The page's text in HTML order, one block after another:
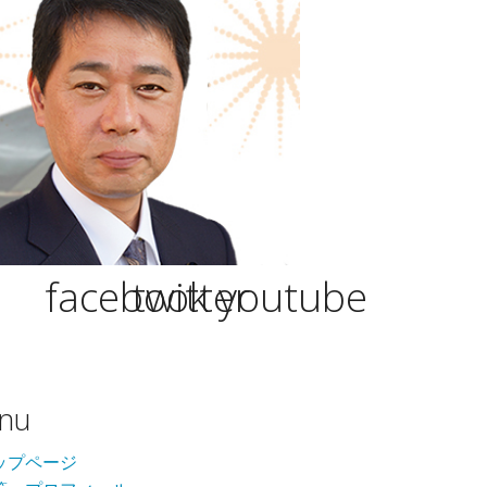
facebook
twitteryoutube
プページ